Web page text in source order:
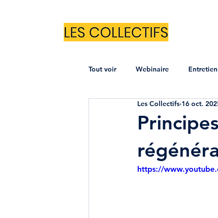
Tout voir Webinaire Entretien
Les Collectifs 16 oct.
https://